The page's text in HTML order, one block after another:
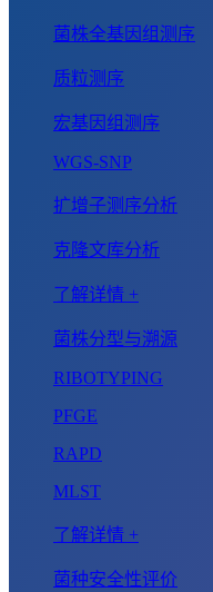
菌株全基因组测序
质粒测序
宏基因组测序
WGS-SNP
扩增子测序分析
克隆文库分析
了解详情 +
菌株分型与溯源
RIBOTYPING
PFGE
RAPD
MLST
了解详情 +
菌种安全性评价